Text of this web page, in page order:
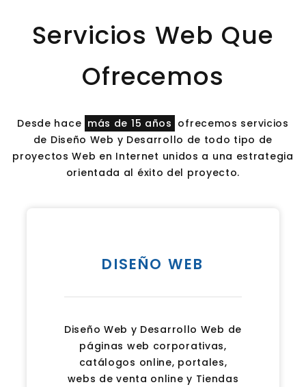
Servicios Web Que
Ofrecemos
Desde hace más de 15 años ofrecemos servicios
de Diseño Web y Desarrollo de todo tipo de
proyectos Web en Internet unidos a una estrategia
orientada al éxito del proyecto.
DISEÑO WEB
Diseño Web y Desarrollo Web de
páginas web corporativas,
catálogos online, portales,
webs de venta online y Tiendas